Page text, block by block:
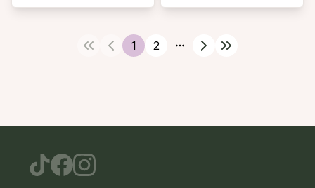
1 2
More pages